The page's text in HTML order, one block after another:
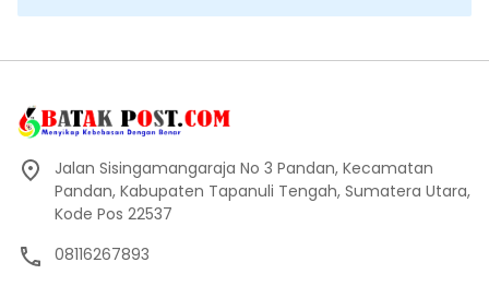
Jalan Sisingamangaraja No 3 Pandan, Kecamatan
Pandan, Kabupaten Tapanuli Tengah, Sumatera Utara,
Kode Pos 22537
08116267893